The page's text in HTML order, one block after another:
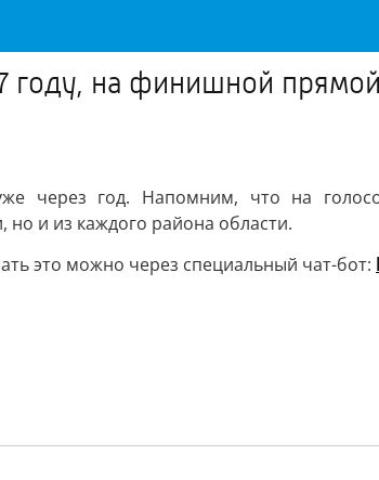
году, на финишной прямой
через год. Напомним, что на
и из каждого района области.
это можно через специальный чат-бот: